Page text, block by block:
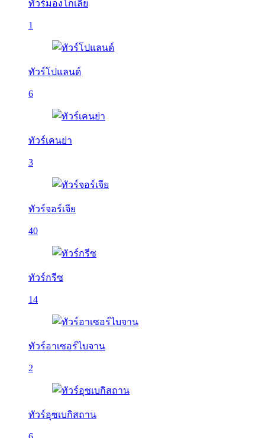
ทัวร์มองโกเลีย
1
ทัวร์โปแลนด์
6
ทัวร์เคนย่า
3
ทัวร์จอร์เจีย
40
ทัวร์กรีซ
14
ทัวร์อาเซอร์ไบจาน
2
ทัวร์อุซเบกิสถาน